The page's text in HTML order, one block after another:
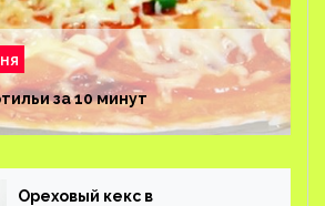
за 10 минут
Ореховый кекс в